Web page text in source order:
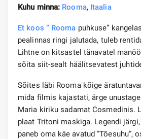
Kuhu minna: Rooma, Itaalia
Et koos ” Rooma puhkuse”
pealinnas ringi jalutada, tuleb
Lihtne on kitsastel tänavatel
sõita siit-sealt häälitsevatest
Sõites läbi Rooma kõige
mida filmis kajastati, ärge
Maria kiriku sadamat Cosmedinis.
plaat Tritoni maskiga. Legendi
paneb oma käe avatud “Tõesuhu”,